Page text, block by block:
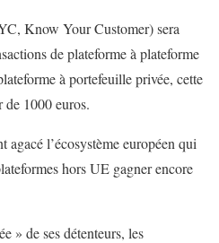
Know Your Customer) sera
de plateforme à plateforme
à portefeuille privée, cette
de 1000 euros.
agacé l’écosystème européen qui
hors UE gagner encore
» de ses détenteurs, les